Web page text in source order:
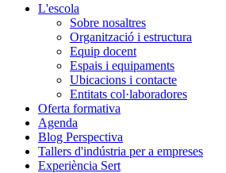
L'escola
Sobre nosaltres
Organització i estructura
Equip docent
Espais i equipaments
Ubicacions i contacte
Entitats col·laboradores
Oferta formativa
Agenda
Blog Perspectiva
Tallers d'indústria per a empreses
Experiència Sert